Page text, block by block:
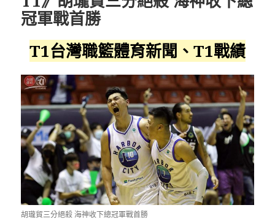
冠軍戰首勝
T1台灣職籃體育新聞、T1戰績
胡瓏貿三分絕殺 海神收下總冠軍戰首勝